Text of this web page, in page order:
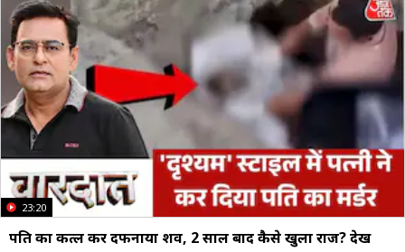
23:20
पति का कत्ल कर दफनाया शव, 2 साल बाद कैसे खुला राज? देखें